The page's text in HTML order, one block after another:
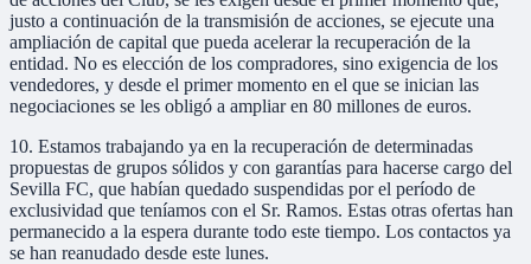
justo a continuación de la transmisión de acciones, se ejecute una
ampliación de capital que pueda acelerar la recuperación de la
entidad. No es elección de los compradores, sino exigencia de los
vendedores, y desde el primer momento en el que se inician las
negociaciones se les obligó a ampliar en 80 millones de euros.
10. Estamos trabajando ya en la recuperación de determinadas
propuestas de grupos sólidos y con garantías para hacerse cargo del
Sevilla FC, que habían quedado suspendidas por el período de
exclusividad que teníamos con el Sr. Ramos. Estas otras ofertas han
permanecido a la espera durante todo este tiempo. Los contactos ya
se han reanudado desde este lunes.